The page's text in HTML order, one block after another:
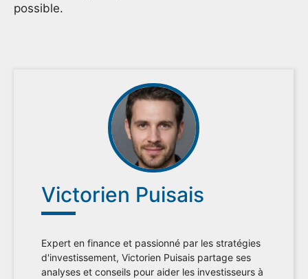
possible.
Victorien Puisais
Expert en finance et passionné par les stratégies
d'investissement, Victorien Puisais partage ses
analyses et conseils pour aider les investisseurs à